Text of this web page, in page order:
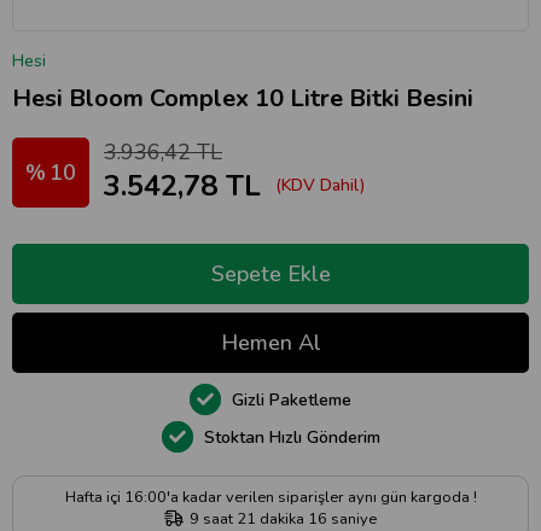
Hesi
Hesi Bloom Complex 10 Litre Bitki Besini
10
3.936,42 TL
3.542,78 TL (KDV Dahil)
Hafta içi 16:00'a kadar verilen siparişler aynı gün kargoda !
9 saat 21 dakika 15 saniye
Stoktan Hızlı Gönderim
Gizli Paketleme